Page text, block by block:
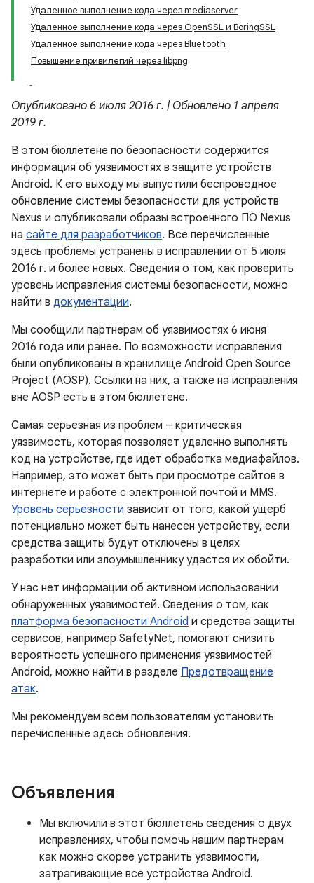
Удаленное выполнение кода через mediaserver
Удаленное выполнение кода через OpenSSL и BoringSSL
Удаленное выполнение кода через Bluetooth
Повышение привилегий через libpng
Опубликовано 6 июля 2016 г. | Обновлено 1 апреля
2019 г.
В этом бюллетене по безопасности содержится
информация об уязвимостях в защите устройств
Android. К его выходу мы выпустили беспроводное
обновление системы безопасности для устройств
Nexus и опубликовали образы встроенного ПО Nexus
на сайте для разработчиков. Все перечисленные
здесь проблемы устранены в исправлении от 5 июля
2016 г. и более новых. Сведения о том, как проверить
уровень исправления системы безопасности, можно
найти в документации.
Мы сообщили партнерам об уязвимостях 6 июня
2016 года или ранее. По возможности исправления
были опубликованы в хранилище Android Open Source
Project (AOSP). Ссылки на них, а также на исправления
вне AOSP есть в этом бюллетене.
Самая серьезная из проблем – критическая
уязвимость, которая позволяет удаленно выполнять
код на устройстве, где идет обработка медиафайлов.
Например, это может быть при просмотре сайтов в
интернете и работе с электронной почтой и MMS.
Уровень серьезности зависит от того, какой ущерб
потенциально может быть нанесен устройству, если
средства защиты будут отключены в целях
разработки или злоумышленнику удастся их обойти.
У нас нет информации об активном использовании
обнаруженных уязвимостей. Сведения о том, как
платформа безопасности Android и средства защиты
сервисов, например SafetyNet, помогают снизить
вероятность успешного применения уязвимостей
Android, можно найти в разделе Предотвращение
атак.
Мы рекомендуем всем пользователям установить
перечисленные здесь обновления.
Объявления
Мы включили в этот бюллетень сведения о двух
исправлениях, чтобы помочь нашим партнерам
как можно скорее устранить уязвимости,
затрагивающие все устройства Android.